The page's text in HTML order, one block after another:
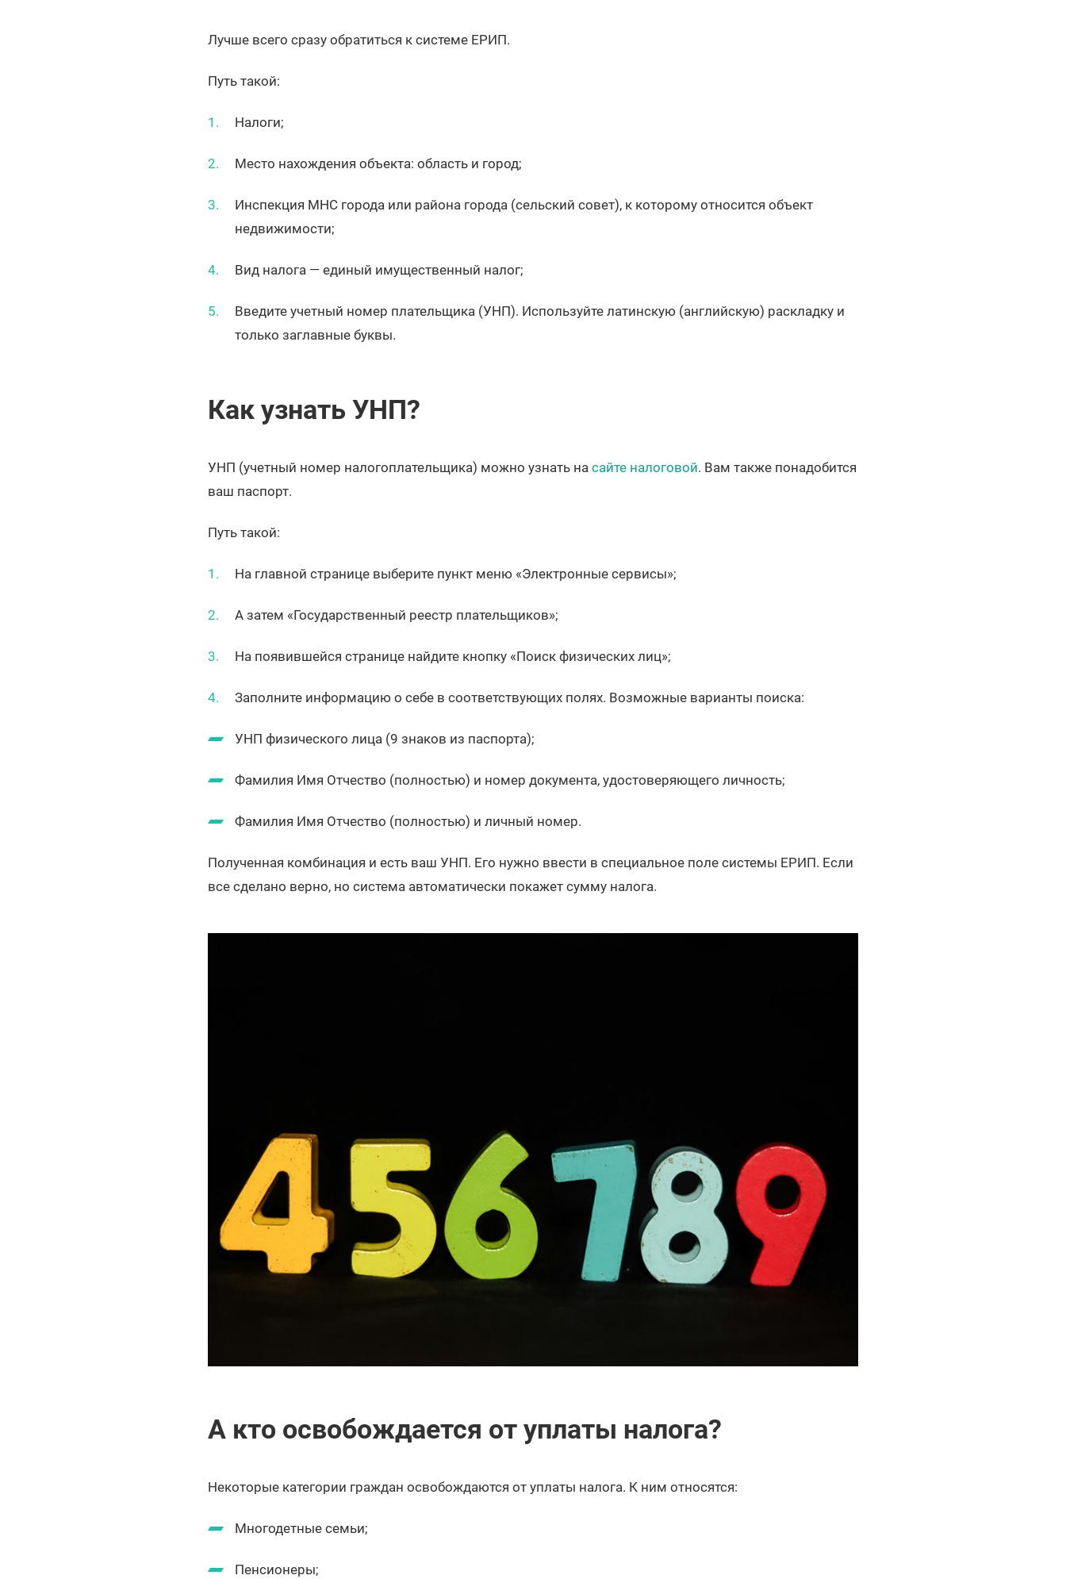
Лучше всего сразу обратиться к системе ЕРИП.
Путь такой:
Налоги;
Место нахождения объекта: область и город;
Инспекция МНС города или района города (сельский совет), к которому относится объект
недвижимости;
Вид налога — единый имущественный налог;
Введите учетный номер плательщика (УНП). Используйте латинскую (английскую) раскладку и
только заглавные буквы.
Как узнать УНП?
УНП (учетный номер налогоплательщика) можно узнать на сайте налоговой. Вам также понадобится
ваш паспорт.
Путь такой:
На главной странице выберите пункт меню «Электронные сервисы»;
А затем «Государственный реестр плательщиков»;
На появившейся странице найдите кнопку «Поиск физических лиц»;
Заполните информацию о себе в соответствующих полях. Возможные варианты поиска:
УНП физического лица (9 знаков из паспорта);
Фамилия Имя Отчество (полностью) и номер документа, удостоверяющего личность;
Фамилия Имя Отчество (полностью) и личный номер.
Полученная комбинация и есть ваш УНП. Его нужно ввести в специальное поле системы ЕРИП. Если
все сделано верно, но система автоматически покажет сумму налога.
А кто освобождается от уплаты налога?
Некоторые категории граждан освобождаются от уплаты налога. К ним относятся:
Многодетные семьи;
Пенсионеры;